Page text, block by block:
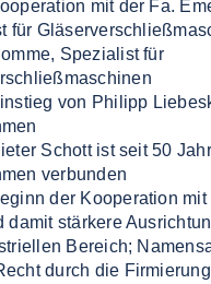
mit der Fa.
für
Spezialist für
von Philipp
Schott ist seit 50
verbunden
der Kooperation
damit stärkere
Bereich;
durch die